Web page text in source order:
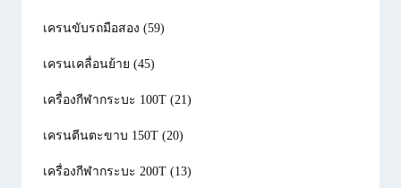
เครนขับรถมือสอง (59)
เครนเคลื่อนย้าย (45)
เครื่องกีฬากระบะ 100T (21)
เครนตีนตะขาบ 150T (20)
เครื่องกีฬากระบะ 200T (13)